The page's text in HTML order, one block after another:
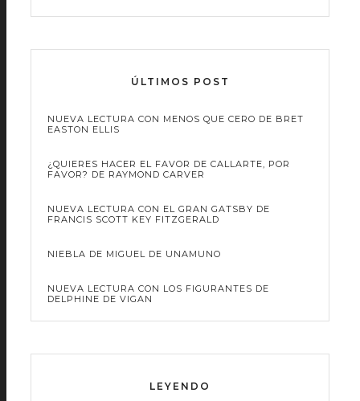
ÚLTIMOS POST
NUEVA LECTURA CON MENOS QUE CERO DE BRET
EASTON ELLIS
¿QUIERES HACER EL FAVOR DE CALLARTE, POR
FAVOR? DE RAYMOND CARVER
NUEVA LECTURA CON EL GRAN GATSBY DE
FRANCIS SCOTT KEY FITZGERALD
NIEBLA DE MIGUEL DE UNAMUNO
NUEVA LECTURA CON LOS FIGURANTES DE
DELPHINE DE VIGAN
LEYENDO